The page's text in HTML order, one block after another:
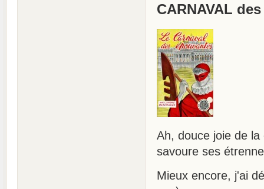
CARNAVAL
Ah, douce joie de
savoure ses
Mieux encore, j'ai